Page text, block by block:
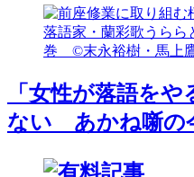
「女性が落語を
ない あかね噺の